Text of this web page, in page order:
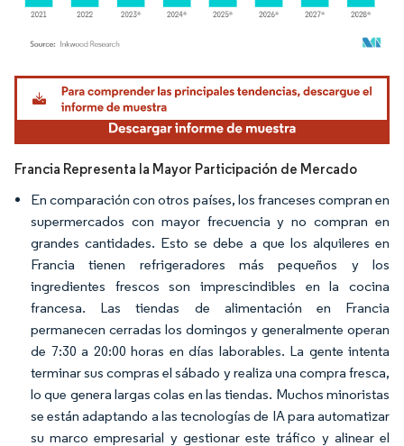
Imagen © Mordor Intelligence. El uso requiere atribución según CC BY 4.0.
Francia Representa la Mayor Participación de Mercado
En comparación con otros países, los franceses compran en
supermercados con mayor frecuencia y no compran en
grandes cantidades. Esto se debe a que los alquileres en
Francia tienen refrigeradores más pequeños y los
ingredientes frescos son imprescindibles en la cocina
francesa. Las tiendas de alimentación en Francia
permanecen cerradas los domingos y generalmente operan
de 7:30 a 20:00 horas en días laborables. La gente intenta
terminar sus compras el sábado y realiza una compra fresca,
lo que genera largas colas en las tiendas. Muchos minoristas
se están adaptando a las tecnologías de IA para automatizar
su marco empresarial y gestionar este tráfico y alinear el